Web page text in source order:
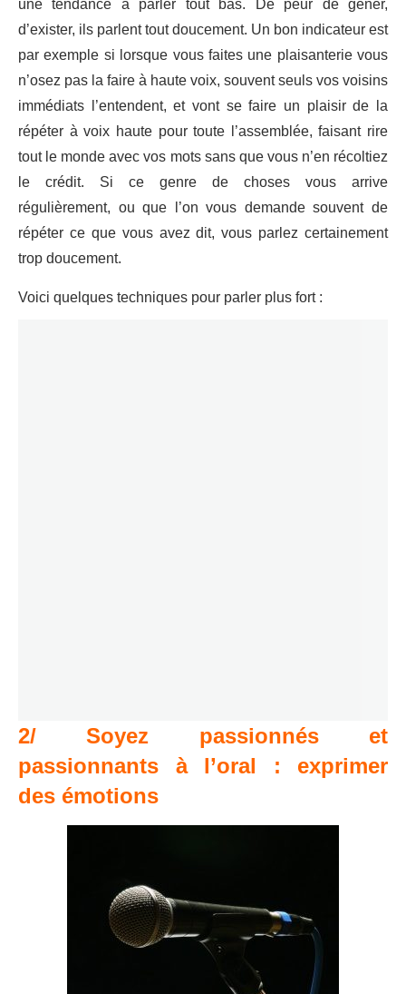
une tendance à parler tout bas. De peur de gêner,
d’exister, ils parlent tout doucement. Un bon indicateur est
par exemple si lorsque vous faites une plaisanterie vous
n’osez pas la faire à haute voix, souvent seuls vos voisins
immédiats l’entendent, et vont se faire un plaisir de la
répéter à voix haute pour toute l’assemblée, faisant rire
tout le monde avec vos mots sans que vous n’en récoltiez
le crédit. Si ce genre de choses vous arrive
régulièrement, ou que l’on vous demande souvent de
répéter ce que vous avez dit, vous parlez certainement
trop doucement.
Voici quelques techniques pour parler plus fort :
2/ Soyez passionnés et
passionnants à l’oral : exprimer
des émotions